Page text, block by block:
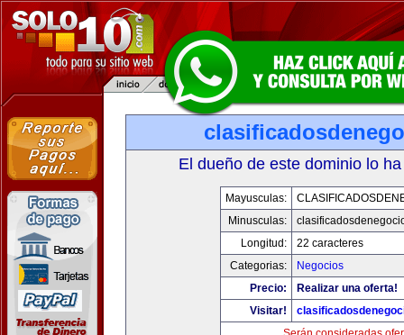
El dueño de este dominio lo
Mayusculas:
Minusculas:
Longitud:
22 caracteres
Categorias:
Negocios
Precio:
Realizar una oferta!
Visitar!